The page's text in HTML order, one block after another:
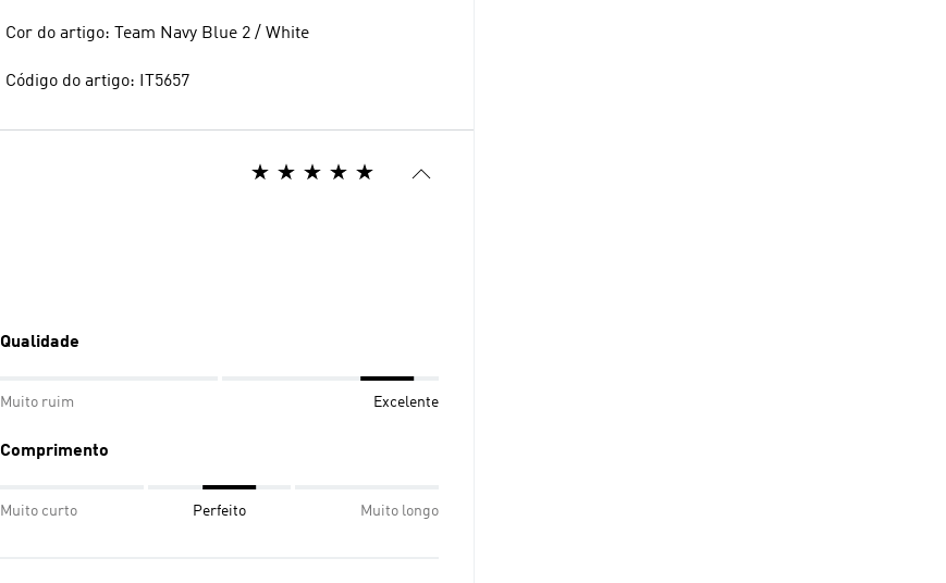
Cor do artigo: Team Navy Blue 2 / White
Código do artigo: IT5657
Qualidade
Muito ruim Excelente
Comprimento
Muito curto Perfeito Muito longo